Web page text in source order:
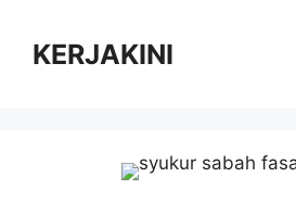
contentKERJAKINI